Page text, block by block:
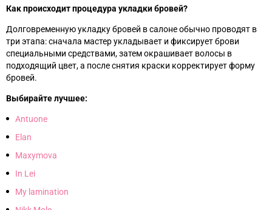
Как происходит процедура укладки бровей?
Долговременную укладку бровей в салоне обычно проводят в
три этапа: сначала мастер укладывает и фиксирует брови
специальными средствами, затем окрашивает волосы в
подходящий цвет, а после снятия краски корректирует форму
бровей.
Выбирайте лучшее:
Antuone
Elan
Maxymova
In Lei
My lamination